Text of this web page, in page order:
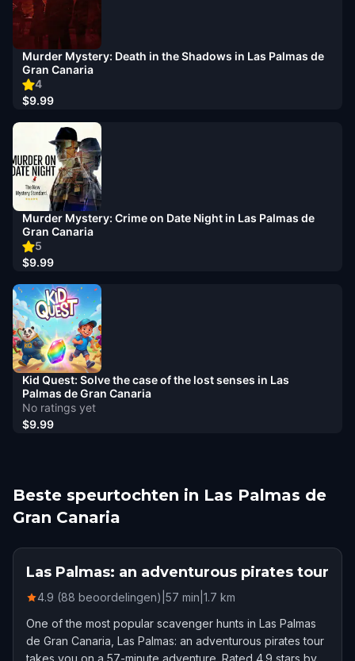
4
Murder Mystery: Death in the Shadows in Las Palmas de
Gran Canaria
$9.99
5
Murder Mystery: Crime on Date Night in Las Palmas de
Gran Canaria
$9.99
No ratings yet
Kid Quest: Solve the case of the lost senses in Las
Palmas de Gran Canaria
$9.99
Beste speurtochten in Las Palmas de
Gran Canaria
Las Palmas: an adventurous pirates tour
4.9 (88 beoordelingen) 57 min 1.7 km
One of the most popular scavenger hunts in Las Palmas
de Gran Canaria, Las Palmas: an adventurous pirates tour
takes you on a 57-minute adventure. Rated 4.9 stars by